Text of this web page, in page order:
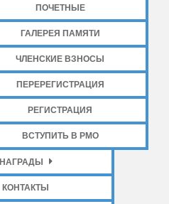
ПОЧЕТНЫЕ
ГАЛЕРЕЯ ПАМЯТИ
ЧЛЕНСКИЕ ВЗНОСЫ
ПЕРЕРЕГИСТРАЦИЯ
РЕГИСТРАЦИЯ
ВСТУПИТЬ В РМО
НАГРАДЫ
КОНТАКТЫ